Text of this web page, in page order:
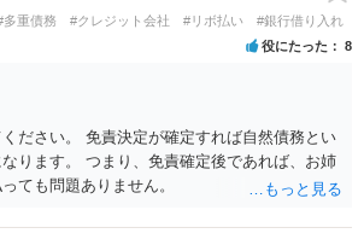
合において、正当な理由がないのに、債務者等
報を送達し、若しくはファクシミリ装置を用
る方法により、当該債務を弁済することを要
等から直接要求しないよう求められたにもか
方法で当該債務を弁済することを要求するこ
。監督官庁に行政処分を求める、裁判所に仮
成立すれば警察に通報などの対応が考えられま
い。
多重債務 #クレジット会社 #リボ払い #銀行借り入れ
役にたった 8
ださい。 免責決定が確定すれば自然債務とい
ります。 つまり、免責確定後であれば、お姉
ても問題ありません。